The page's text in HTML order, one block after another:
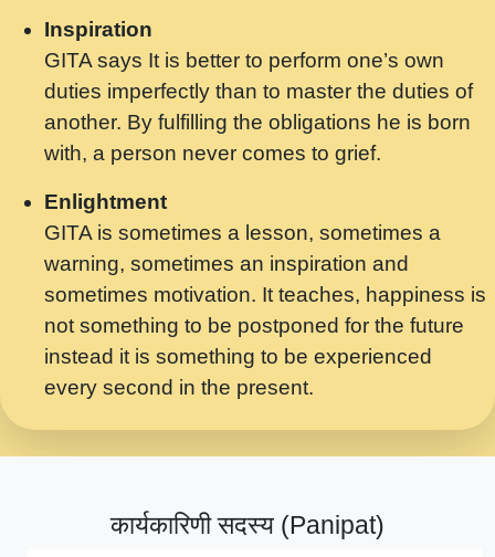
Saawariya.mp3
मर गनय न अपरध लडडल शर रध.... Shri
ravinandan shastri ji maharaj.mp3
मेरे मन हरी का ध्यान लगा - भजन भाव - 2018 -
Rishikesh - Swami Gyananand Ji
Maharaj.mp3
यह हसरत तलब ह नकज कमर Yahi Hasraten
Talab Hai Bhav Pravah #bhajan.mp3
लडल ज बल ल क ज न लग Sadhvi Purnima Ji
7.9.2021 जवल नगर दलल #बसर.mp3
सख भ मझ पयर ह दख भ मझ पयर ह!छड म कस दत
सपरहट भजन 2021 - तर अखय ह जद भर बहर ज म
सपरहट शयम भजन - जय जय शयम जय जय शयम
Inspiration
GITA says It is better to perform one’s own
duties imperfectly than to master the duties of
another. By fulfilling the obligations he is born
with, a person never comes to grief.
Enlightment
GITA is sometimes a lesson, sometimes a
warning, sometimes an inspiration and
sometimes motivation. It teaches, happiness is
not something to be postponed for the future
instead it is something to be experienced
every second in the present.
कार्यकारिणी सदस्य (Panipat)